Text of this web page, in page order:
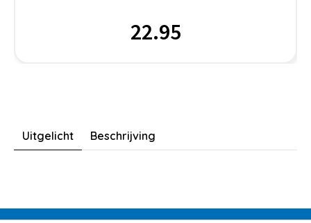
22.95
Uitgelicht Beschrijving